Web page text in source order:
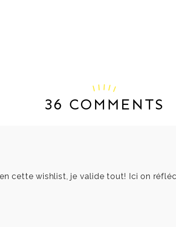
36 COMMENTS
cette wishlist, je valide tout! Ici on